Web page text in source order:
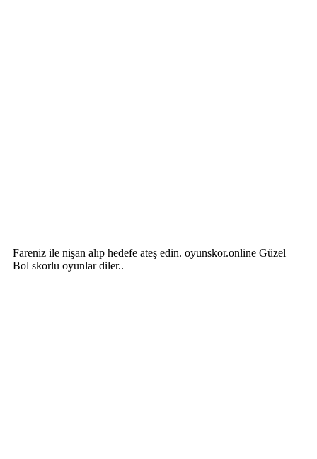
Fareniz ile nişan alıp hedefe ateş edin. oyunskor.online Güzel
Bol skorlu oyunlar diler..